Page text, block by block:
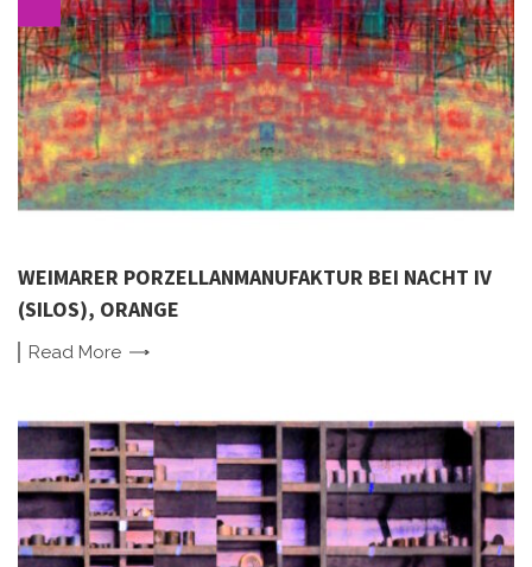
WEIMARER PORZELLANMANUFAKTUR BEI NACHT IV
(SILOS), ORANGE
Read More